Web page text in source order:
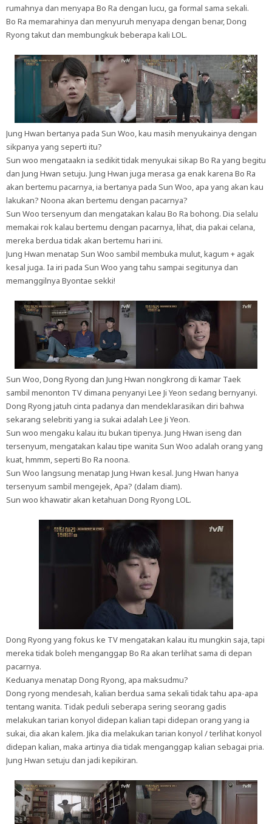
rumahnya dan menyapa Bo Ra dengan lucu, ga formal sama sekali.
Bo Ra memarahinya dan menyuruh menyapa dengan benar, Dong
Ryong takut dan membungkuk beberapa kali LOL.
Jung Hwan bertanya pada Sun Woo, kau masih menyukainya dengan
sikpanya yang seperti itu?
Sun woo mengataakn ia sedikit tidak menyukai sikap Bo Ra yang begitu
dan Jung Hwan setuju. Jung Hwan juga merasa ga enak karena Bo Ra
akan bertemu pacarnya, ia bertanya pada Sun Woo, apa yang akan kau
lakukan? Noona akan bertemu dengan pacarnya?
Sun Woo tersenyum dan mengatakan kalau Bo Ra bohong. Dia selalu
memakai rok kalau bertemu dengan pacarnya, lihat, dia pakai celana,
mereka berdua tidak akan bertemu hari ini.
Jung Hwan menatap Sun Woo sambil membuka mulut, kagum + agak
kesal juga. Ia iri pada Sun Woo yang tahu sampai segitunya dan
memanggilnya Byontae sekki!
Sun Woo, Dong Ryong dan Jung Hwan nongkrong di kamar Taek
sambil menonton TV dimana penyanyi Lee Ji Yeon sedang bernyanyi.
Dong Ryong jatuh cinta padanya dan mendeklarasikan diri bahwa
sekarang selebriti yang ia sukai adalah Lee Ji Yeon.
Sun woo mengaku kalau itu bukan tipenya. Jung Hwan iseng dan
tersenyum, mengatakan kalau tipe wanita Sun Woo adalah orang yang
kuat, hmmm, seperti Bo Ra noona.
Sun Woo langsung menatap Jung Hwan kesal. Jung Hwan hanya
tersenyum sambil mengejek, Apa? (dalam diam).
Sun woo khawatir akan ketahuan Dong Ryong LOL.
Dong Ryong yang fokus ke TV mengatakan kalau itu mungkin saja, tapi
mereka tidak boleh menganggap Bo Ra akan terlihat sama di depan
pacarnya.
Keduanya menatap Dong Ryong, apa maksudmu?
Dong ryong mendesah, kalian berdua sama sekali tidak tahu apa-apa
tentang wanita. Tidak peduli seberapa sering seorang gadis
melakukan tarian konyol didepan kalian tapi didepan orang yang ia
sukai, dia akan kalem. Jika dia melakukan tarian konyol / terlihat konyol
didepan kalian, maka artinya dia tidak menganggap kalian sebagai pria.
Jung Hwan setuju dan jadi kepikiran.